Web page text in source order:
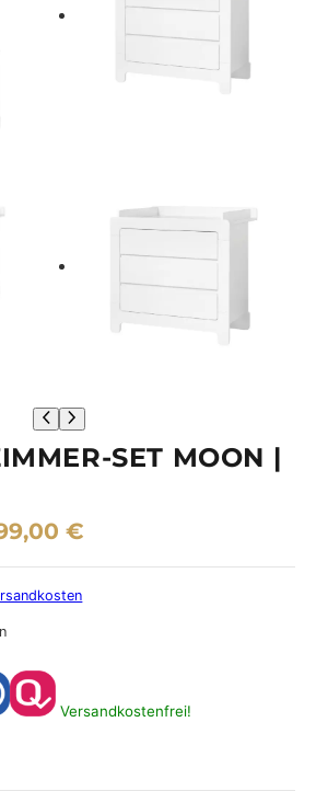
SET MOON |
€
Versandkostenfrei!